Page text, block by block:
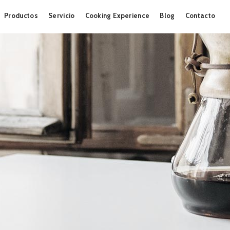
to
Productos Servicio Cooking Experience Blog Contacto